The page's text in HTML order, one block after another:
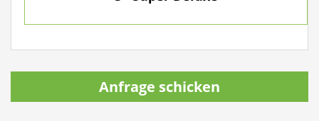
Anfrage schicken